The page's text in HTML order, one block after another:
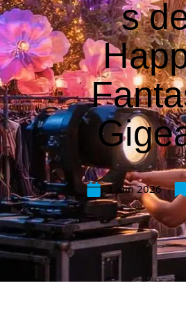
s
3 juin 2026